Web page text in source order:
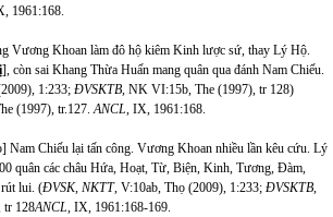
1961:168.
Vương Khoan làm đô hộ kiêm Kinh lược sứ, thay Lý Hộ.
], còn sai Khang Thừa Huấn mang quân qua đánh Nam Chiếu.
1:233; ĐVSKTB, NK VI:15b, The (1997), tr 128)
(1997), tr.127. ANCL, IX, 1961:168.
Nam Chiếu lại tấn công. Vương Khoan nhiều lần kêu cứu. Lý
quân các châu Hứa, Hoạt, Từ, Biện, Kinh, Tương, Đàm,
lui. (ĐVSK, NKTT, V:10ab, Thọ (2009), 1:233; ĐVSKTB,
tr 128ANCL, IX, 1961:168-169.